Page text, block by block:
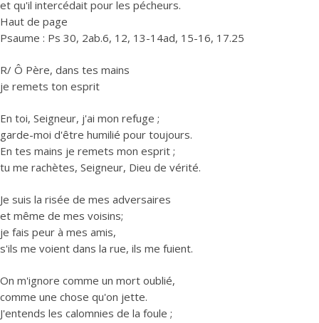
et qu'il intercédait pour les pécheurs.
Haut de page
Psaume : Ps 30, 2ab.6, 12, 13-14ad, 15-16, 17.25
R/ Ô Père, dans tes mains
je remets ton esprit
En toi, Seigneur, j'ai mon refuge ;
garde-moi d'être humilié pour toujours.
En tes mains je remets mon esprit ;
tu me rachètes, Seigneur, Dieu de vérité.
Je suis la risée de mes adversaires
et même de mes voisins;
je fais peur à mes amis,
s'ils me voient dans la rue, ils me fuient.
On m'ignore comme un mort oublié,
comme une chose qu'on jette.
J'entends les calomnies de la foule ;